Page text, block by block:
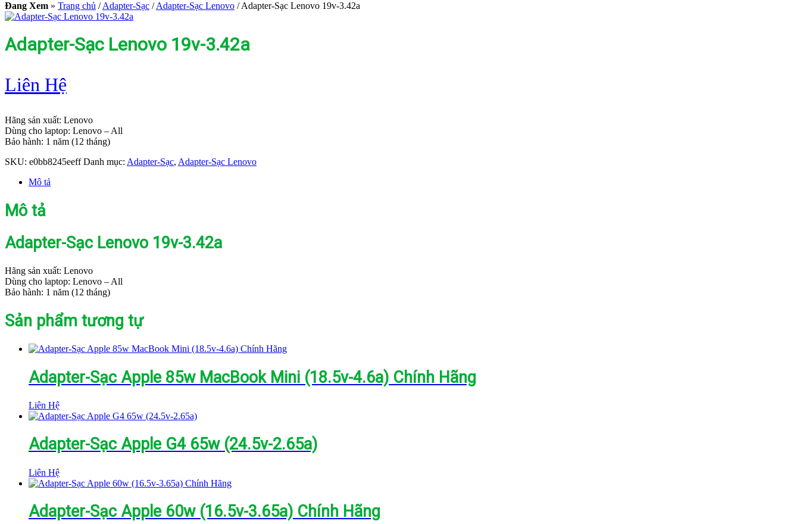
Đang Xem » Trang chủ / Adapter-Sạc / Adapter-Sạc Lenovo /Adapter-Sạc Lenovo 19v-3.42a
Adapter-Sạc Lenovo 19v-3.42a
Liên Hệ
Hãng sản xuất: Lenovo
Dùng cho laptop: Lenovo – All
Bảo hành: 1 năm (12 tháng)
SKU: e0bb8245eeff Danh mục: Adapter-Sạc, Adapter-Sạc Lenovo
Mô tả
Mô tả
Adapter-Sạc Lenovo 19v-3.42a
Hãng sản xuất: Lenovo
Dùng cho laptop: Lenovo – All
Bảo hành: 1 năm (12 tháng)
Sản phẩm tương tự
Adapter-Sạc Apple 85w MacBook Mini (18.5v-4.6a) Chính Hãng
Liên Hệ
Adapter-Sạc Apple G4 65w (24.5v-2.65a)
Liên Hệ
Adapter-Sạc Apple 60w (16.5v-3.65a) Chính Hãng